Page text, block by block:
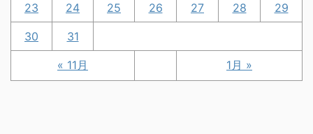
« 11月 1月 »
23 24 25 26 27 28 29
30 31